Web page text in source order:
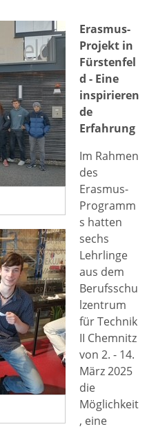
Erasmus-
Projekt in
Fürstenfel
d - Eine
inspirieren
de
Erfahrung
Im Rahmen
des
Erasmus-
Programm
s hatten
sechs
Lehrlinge
aus dem
Berufsschu
lzentrum
für Technik
II Chemnitz
von 2. - 14.
März 2025
die
Möglichkeit
, eine